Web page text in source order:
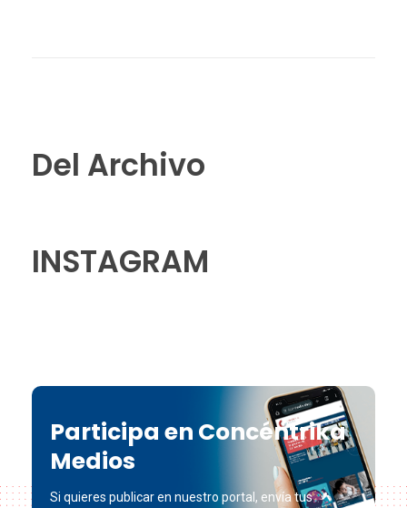
Del Archivo
INSTAGRAM
Participa en Concéntrika
Medios
Si quieres publicar en nuestro portal, envía tus